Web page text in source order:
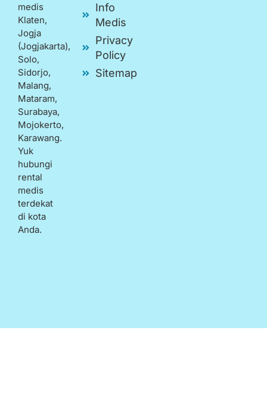
medis
Klaten,
Jogja
(Jogjakarta),
Solo,
Sidorjo,
Malang,
Mataram,
Surabaya,
Mojokerto,
Karawang.
Yuk
hubungi
rental
medis
terdekat
di kota
Anda.
Info
Medis
Privacy
Policy
Sitemap